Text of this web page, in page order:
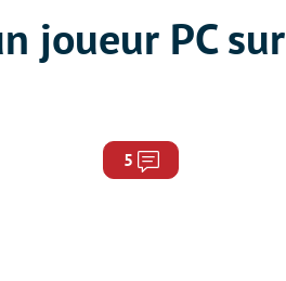
joueur PC sur
5 Commentaires